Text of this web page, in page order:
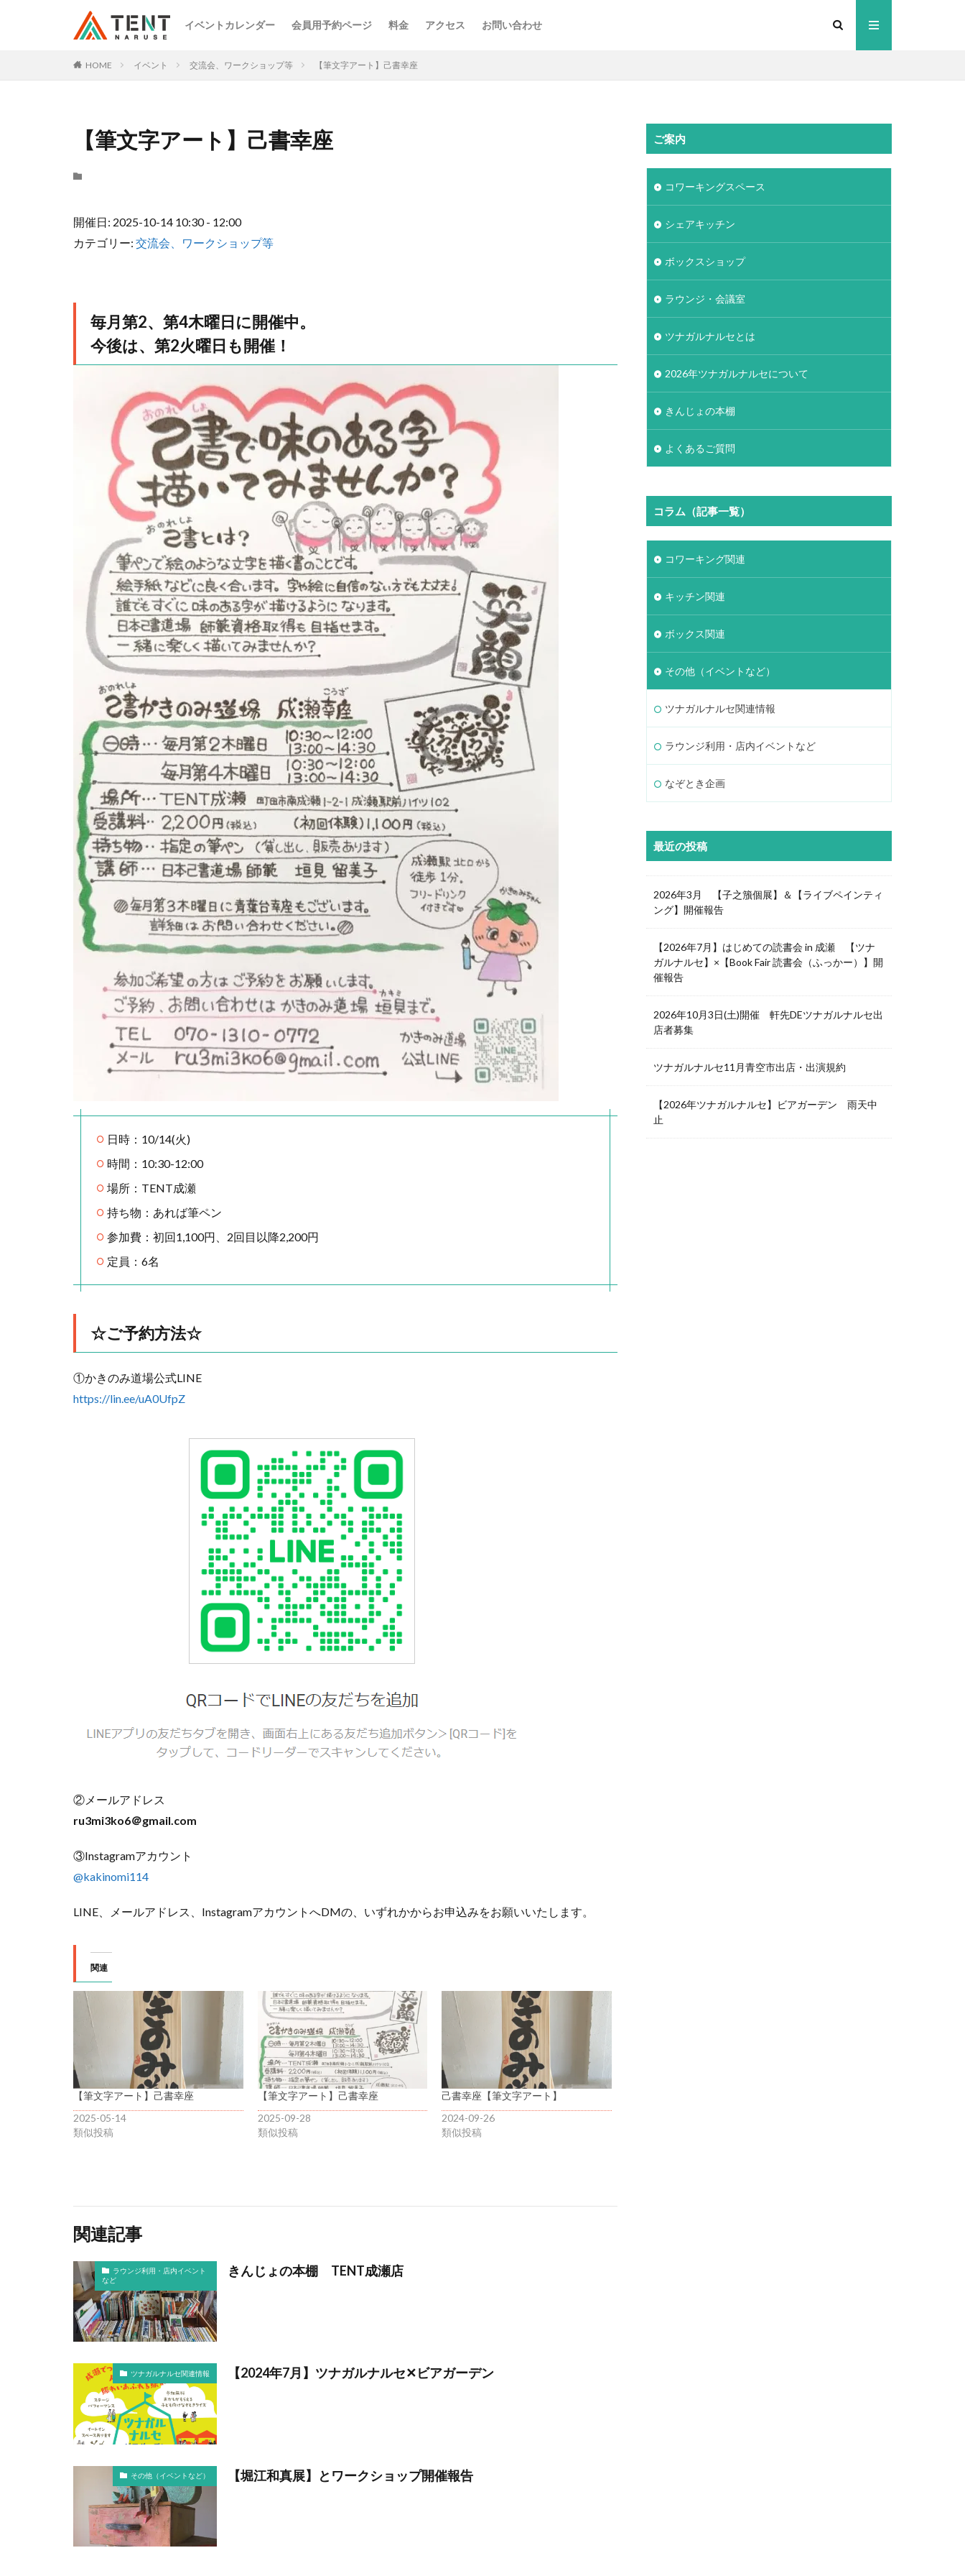
イベントカレンダー 会員用予約ページ 料金 アクセス お問い合わせ
HOME イベント 交流会、ワークショップ等 【筆文字アート】己書幸座
【筆文字アート】己書幸座
開催日: 2025-10-14 10:30 - 12:00
カテゴリー: 交流会、ワークショップ等
毎月第2、第4木曜日に開催中。
今後は、第2火曜日も開催！
日時：10/14(火)
時間：10:30-12:00
場所：TENT成瀬
持ち物：あれば筆ペン
参加費：初回1,100円、2回目以降2,200円
定員：6名
☆ご予約方法☆
①かきのみ道場公式LINE
https://lin.ee/uA0UfpZ
②メールアドレス
ru3mi3ko6＠gmail.com
③Instagramアカウント
@kakinomi114
LINE、メールアドレス、InstagramアカウントへDMの、いずれかからお申込みをお願いいたします。
関連
【筆文字アート】己書幸座
2025-05-14
類似投稿
【筆文字アート】己書幸座
2025-09-28
類似投稿
己書幸座【筆文字アート】
2024-09-26
類似投稿
関連記事
ラウンジ利用・店内イベント
など
きんじょの本棚 TENT成瀬店
ツナガルナルセ関連情報 【2024年7月】ツナガルナルセ✕ビアガーデン
その他（イベントなど） 【堀江和真展】とワークショップ開催報告
ご案内
コワーキングスペース
シェアキッチン
ボックスショップ
ラウンジ・会議室
ツナガルナルセとは
2026年ツナガルナルセについて
きんじょの本棚
よくあるご質問
コラム（記事一覧）
コワーキング関連
キッチン関連
ボックス関連
その他（イベントなど）
ツナガルナルセ関連情報
ラウンジ利用・店内イベントなど
なぞとき企画
最近の投稿
2026年3月 【子之籏個展】＆【ライブペインティ
ング】開催報告
【2026年7月】はじめての読書会 in 成瀬 【ツナ
ガルナルセ】×【Book Fair 読書会（ふっかー）】開
催報告
2026年10月3日(土)開催 軒先DEツナガルナルセ出
店者募集
ツナガルナルセ11月青空市出店・出演規約
【2026年ツナガルナルセ】ビアガーデン 雨天中
止